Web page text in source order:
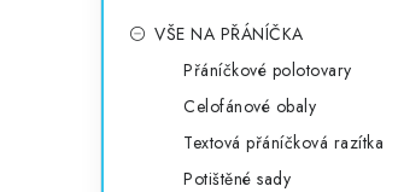
VŠE NA PŘÁNÍČKA
Přáníčkové polotovary
Celofánové obaly
Textová přáníčková razítka
Potištěné sady